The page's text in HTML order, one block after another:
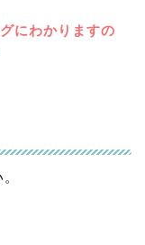
にわかりますの